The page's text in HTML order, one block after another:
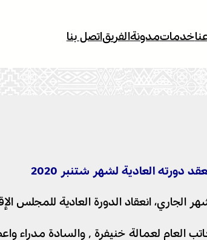
خدماتمدونةالفريقاتصل بنا
دورته العادية لشهر شتنبر 2020
حضر هذه الدورة النائب الأول لرئيس المجلس